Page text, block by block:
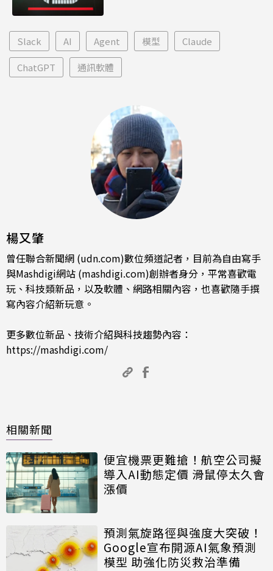
Slack AI Agent 模型 Claude
ChatGPT 通訊軟體
楊又肇
曾任聯合新聞網 (udn.com)數位頻道記者，目前為自由寫手
與Mashdigi網站 (mashdigi.com)創辦者身分，平常喜歡電
玩、科技類新品，以及軟體、網路相關內容，也喜歡隨手撰
寫內容介紹新玩意。
更多數位新品、技術介紹與科技趨勢內容：
https://mashdigi.com/
相關新聞
便宜機票更難搶！航空公司擬
導入AI動態定價 滑鼠停太久會
漲價
預測氣旋路徑與強度大突破！
Google宣布開源AI氣象預測
模型 助強化防災救治準備